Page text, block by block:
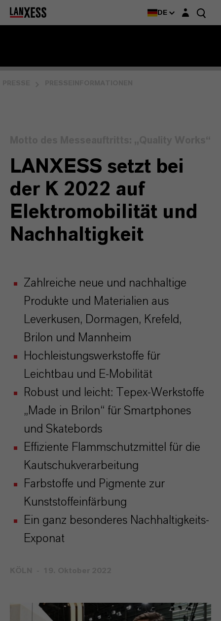
DE Login-Maske
LANXESS setzt bei
der K 2022 auf
Elektromobilität und
Nachhaltigkeit
Zahlreiche neue und nachhaltige
Produkte und Materialien aus
Leverkusen, Dormagen, Krefeld,
Brilon und Mannheim
Hochleistungswerkstoffe für
Leichtbau und E-Mobilität
Robust und leicht: Tepex-Werkstoffe
„Made in Brilon“ für Smartphones
und Skatebords
Effiziente Flammschutzmittel für die
Kautschukverarbeitung
Farbstoffe und Pigmente zur
Kunststoffeinfärbung
Ein ganz besonderes Nachhaltigkeits-
Exponat